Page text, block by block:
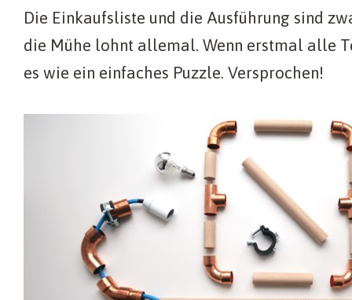
Die Einkaufsliste und die Ausführung sind
die Mühe lohnt allemal. Wenn erstmal alle
es wie ein einfaches Puzzle. Versprochen!